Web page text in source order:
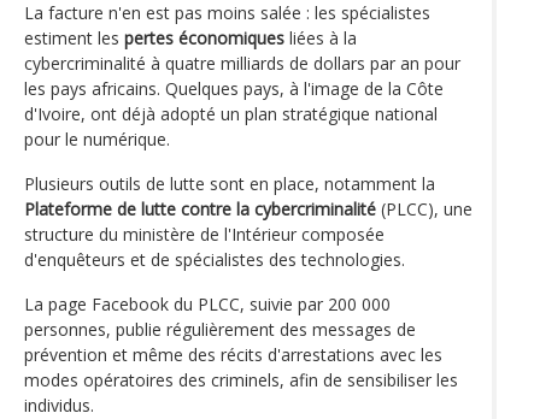
La facture n'en est pas moins salée : les spécialistes
estiment les pertes économiques liées à la
cybercriminalité à quatre milliards de dollars par an pour
les pays africains. Quelques pays, à l'image de la Côte
d'Ivoire, ont déjà adopté un plan stratégique national
pour le numérique.
Plusieurs outils de lutte sont en place, notamment la
Plateforme de lutte contre la cybercriminalité (PLCC), une
structure du ministère de l'Intérieur composée
d'enquêteurs et de spécialistes des technologies.
La page Facebook du PLCC, suivie par 200 000
personnes, publie régulièrement des messages de
prévention et même des récits d'arrestations avec les
modes opératoires des criminels, afin de sensibiliser les
individus.